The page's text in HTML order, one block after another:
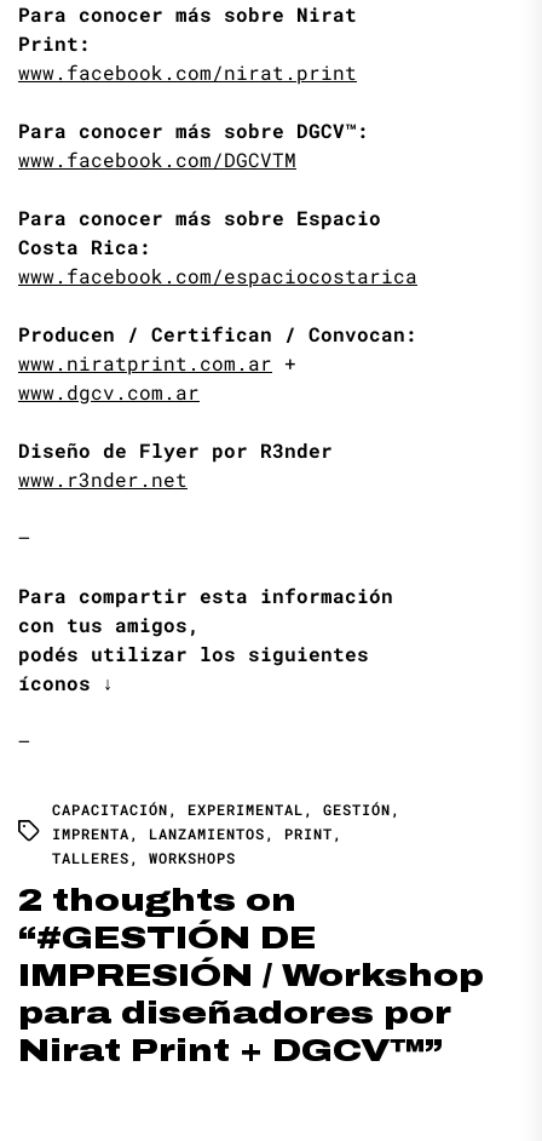
Para conocer más sobre Nirat
Print:
www.facebook.com/nirat.print
Para conocer más sobre DGCV™:
www.facebook.com/DGCVTM
Para conocer más sobre Espacio
Costa Rica:
www.facebook.com/espaciocostarica
Producen / Certifican / Convocan:
www.niratprint.com.ar +
www.dgcv.com.ar
Diseño de Flyer por R3nder
www.r3nder.net
—
Para compartir esta información
con tus amigos,
podés utilizar los siguientes
íconos ↓
—
CAPACITACIÓN, EXPERIMENTAL, GESTIÓN,
IMPRENTA, LANZAMIENTOS, PRINT,
TALLERES, WORKSHOPS
2 thoughts on
“#GESTIÓN DE
IMPRESIÓN / Workshop
para diseñadores por
Nirat Print + DGCV™”